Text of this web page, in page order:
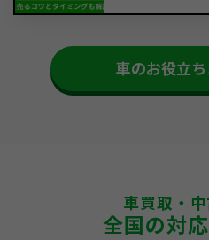
車のお役立
車買取・
全国の対